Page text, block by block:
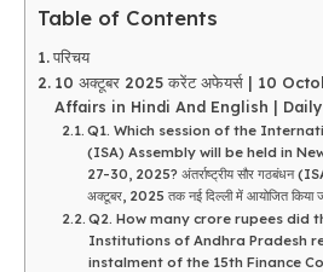
Table of Contents
परिचय
10 अक्टूबर 2025 करेंट अफेयर्स | 10
Affairs in Hindi And English |
Q1. Which session of the
(ISA) Assembly will be held in
27-30, 2025? अंतर्राष्ट्रीय सौर गठबंधन
अक्टूबर, 2025 तक नई दिल्ली में आयोजित किया
Q2. How many crore rupees did
Institutions of Andhra Pradesh
instalment of the 15th Finance